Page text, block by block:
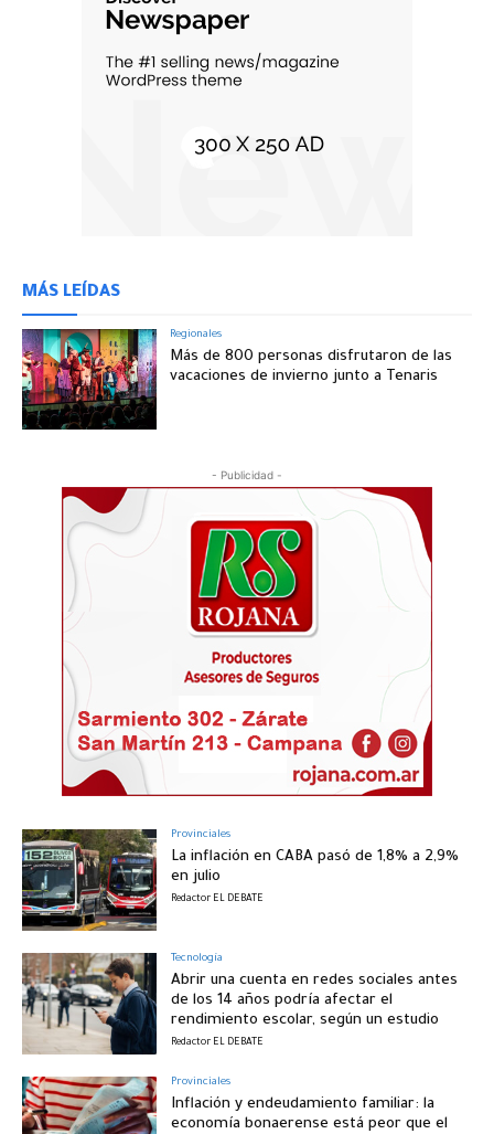
MÁS LEÍDAS
Regionales
Más de 800 personas disfrutaron de las
vacaciones de invierno junto a Tenaris
- Publicidad -
Provinciales
La inflación en CABA pasó de 1,8% a 2,9%
en julio
Redactor EL DEBATE
Tecnología
Abrir una cuenta en redes sociales antes
de los 14 años podría afectar el
rendimiento escolar, según un estudio
Redactor EL DEBATE
Provinciales
Inflación y endeudamiento familiar: la
economía bonaerense está peor que el